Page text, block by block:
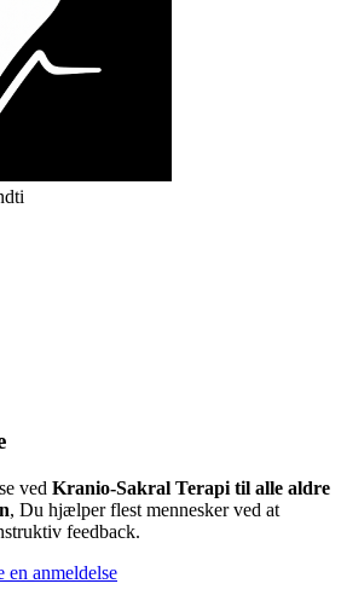
ved Kranio-Sakral Terapi til alle aldre
, Du hjælper flest mennesker ved at
feedback.
en anmeldelse